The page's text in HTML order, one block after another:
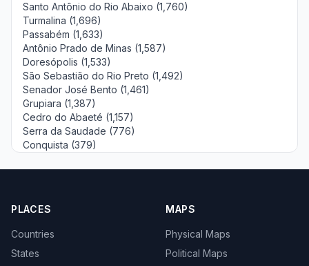
Santo Antônio do Rio Abaixo (1,760)
Turmalina (1,696)
Passabém (1,633)
Antônio Prado de Minas (1,587)
Doresópolis (1,533)
São Sebastião do Rio Preto (1,492)
Senador José Bento (1,461)
Grupiara (1,387)
Cedro do Abaeté (1,157)
Serra da Saudade (776)
Conquista (379)
PLACES
Countries
States
MAPS
Physical Maps
Political Maps